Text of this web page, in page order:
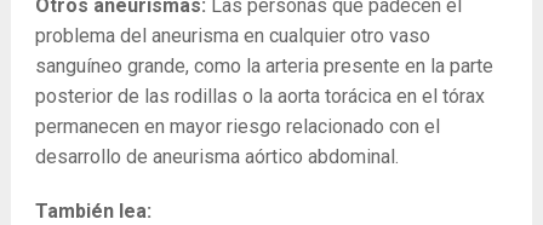
Otros aneurismas: Las personas que padecen el
problema del aneurisma en cualquier otro vaso
sanguíneo grande, como la arteria presente en la parte
posterior de las rodillas o la aorta torácica en el tórax
permanecen en mayor riesgo relacionado con el
desarrollo de aneurisma aórtico abdominal.
También lea: